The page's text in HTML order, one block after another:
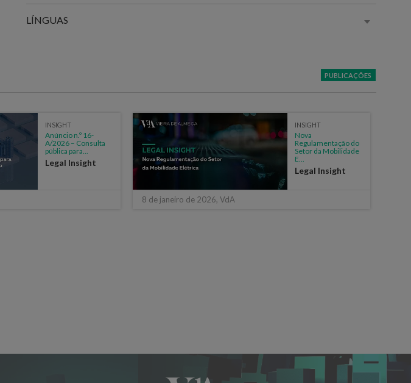
LÍNGUAS
PUBLICAÇÕES
INSIGHT
Anúncio n.º 16-
A/2026 – Consulta
pública para...
Legal Insight
INSIGHT
Nova
Regulamentação do
Setor da Mobilidade
E...
Legal Insight
8 de janeiro de 2026, VdA